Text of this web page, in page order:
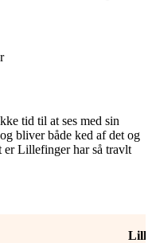
tid til at ses med sin
bliver både ked af det og
er Lillefinger har så travlt